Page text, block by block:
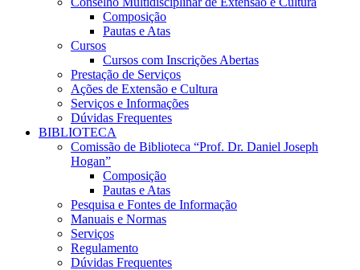
Composição
Pautas e Atas
Cursos
Cursos com Inscrições Abertas
Prestação de Serviços
Ações de Extensão e Cultura
Serviços e Informações
Dúvidas Frequentes
BIBLIOTECA
Comissão de Biblioteca “Prof. Dr. Daniel Joseph
Hogan”
Composição
Pautas e Atas
Pesquisa e Fontes de Informação
Manuais e Normas
Serviços
Regulamento
Dúvidas Frequentes